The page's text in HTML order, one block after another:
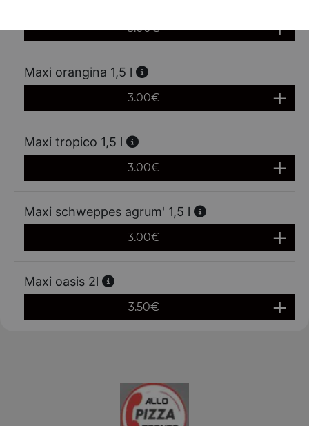
3.00€
Maxi orangina 1,5 l
3.00€
Maxi tropico 1,5 l
3.00€
Maxi schweppes agrum' 1,5 l
3.00€
Maxi oasis 2l
3.50€